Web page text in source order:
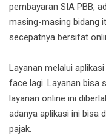
pembayaran SIA PBB,
masing-masing bidang
secepatnya bersifat
Layanan melalui
face lagi. Layanan bisa
layanan online ini
adanya aplikasi ini bisa
pajak.